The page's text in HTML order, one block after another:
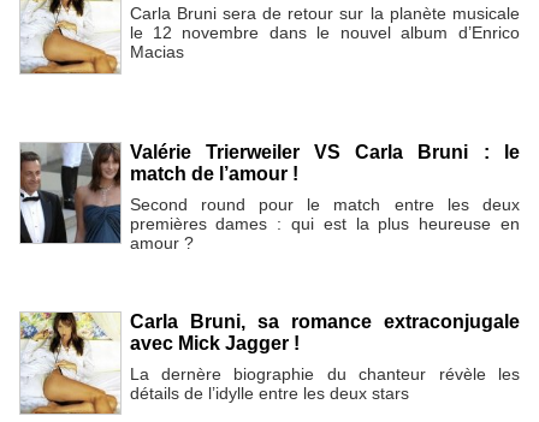
Carla Bruni sera de retour sur la planète musicale
le 12 novembre dans le nouvel album d’Enrico
Macias
Valérie Trierweiler VS Carla Bruni : le
match de l’amour !
Second round pour le match entre les deux
premières dames : qui est la plus heureuse en
amour ?
Carla Bruni, sa romance extraconjugale
avec Mick Jagger !
La dernère biographie du chanteur révèle les
détails de l’idylle entre les deux stars